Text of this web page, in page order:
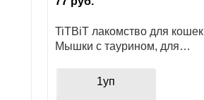
TiTBiT лакомство для кошек
Мышки с таурином, для
1уп